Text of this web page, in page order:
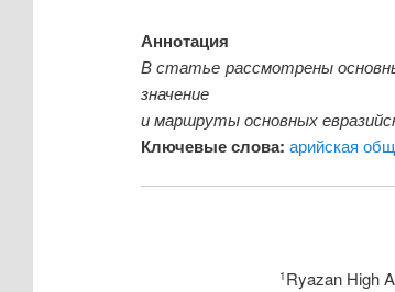
Аннотация
В статье рассмотрены
значение
и маршруты основных
Ключевые слова: арийская
1 Ryazan High